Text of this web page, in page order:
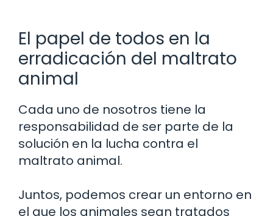
El papel de todos en la
erradicación del maltrato
animal
Cada uno de nosotros tiene la
responsabilidad de ser parte de la
solución en la lucha contra el
maltrato animal.
Juntos, podemos crear un entorno en
el que los animales sean tratados